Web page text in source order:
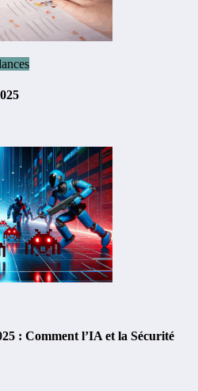
: Comment l’IA et la Sécurité